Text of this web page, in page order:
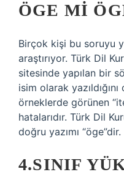
ÖGE MI
Birçok kişi bu soruyu
araştırıyor. Türk Dil
sitesinde yapılan bir
isim olarak
örneklerde görünen
hatalarıdır. Türk Dil
doğru yazımı “öge”dir.
4.SINIF